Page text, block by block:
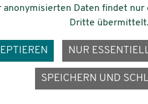
anonymisierten Daten findet
Dritte übermittelt.
NUR
SPEICHERN UND